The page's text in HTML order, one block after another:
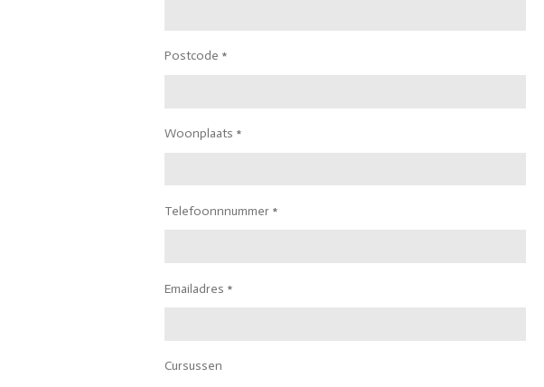
Postcode *
Woonplaats *
Telefoonnnummer *
Emailadres *
Cursussen